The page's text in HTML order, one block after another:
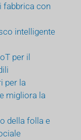
fabbrica con
intelligente
per il
per la
migliora la
della folla e